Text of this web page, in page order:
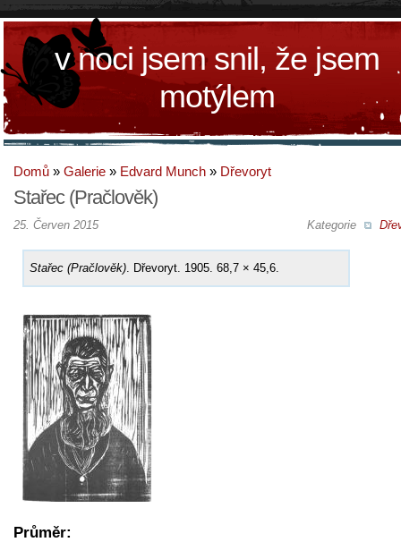
v noci jsem snil, že jsem
motýlem
Domů » Galerie » Edvard Munch » Dřevoryt
Stařec (Pračlověk)
Kategorie
25. Červen 2015
Stařec (Pračlověk) . Dřevoryt. 1905. 68,7 × 45,6.
Průměr: